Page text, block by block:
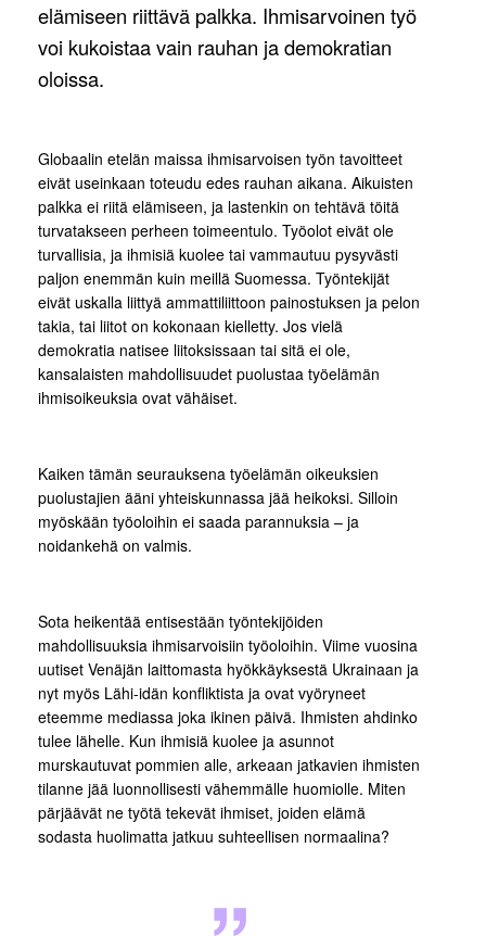
elämiseen riittävä palkka. Ihmisarvoinen työ
voi kukoistaa vain rauhan ja demokratian
oloissa.
Globaalin etelän maissa ihmisarvoisen työn tavoitteet
eivät useinkaan toteudu edes rauhan aikana. Aikuisten
palkka ei riitä elämiseen, ja lastenkin on tehtävä töitä
turvatakseen perheen toimeentulo. Työolot eivät ole
turvallisia, ja ihmisiä kuolee tai vammautuu pysyvästi
paljon enemmän kuin meillä Suomessa. Työntekijät
eivät uskalla liittyä ammattiliittoon painostuksen ja pelon
takia, tai liitot on kokonaan kielletty. Jos vielä
demokratia natisee liitoksissaan tai sitä ei ole,
kansalaisten mahdollisuudet puolustaa työelämän
ihmisoikeuksia ovat vähäiset.
Kaiken tämän seurauksena työelämän oikeuksien
puolustajien ääni yhteiskunnassa jää heikoksi. Silloin
myöskään työoloihin ei saada parannuksia – ja
noidankehä on valmis.
Sota heikentää entisestään työntekijöiden
mahdollisuuksia ihmisarvoisiin työoloihin. Viime vuosina
uutiset Venäjän laittomasta hyökkäyksestä Ukrainaan ja
nyt myös Lähi-idän konfliktista ja ovat vyöryneet
eteemme mediassa joka ikinen päivä. Ihmisten ahdinko
tulee lähelle. Kun ihmisiä kuolee ja asunnot
murskautuvat pommien alle, arkeaan jatkavien ihmisten
tilanne jää luonnollisesti vähemmälle huomiolle. Miten
pärjäävät ne työtä tekevät ihmiset, joiden elämä
sodasta huolimatta jatkuu suhteellisen normaalina?